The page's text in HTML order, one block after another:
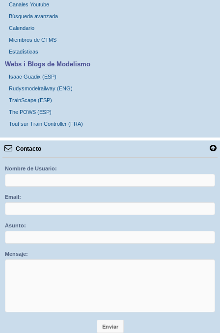
Canales Youtube
Búsqueda avanzada
Calendario
Miembros de CTMS
Estadísticas
Webs i Blogs de Modelismo
Isaac Guadix (ESP)
Rudysmodelrailway (ENG)
TrainScape (ESP)
The POWS (ESP)
Tout sur Train Controller (FRA)
Contacto
Nombre de Usuario:
Email:
Asunto:
Mensaje: